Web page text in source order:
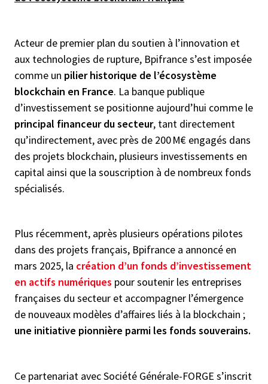
Acteur de premier plan du soutien à l’innovation et
aux technologies de rupture, Bpifrance s’est imposée
comme un pilier historique de l’écosystème
blockchain en France. La banque publique
d’investissement se positionne aujourd’hui comme le
principal financeur du secteur, tant directement
qu’indirectement, avec près de 200 M€ engagés dans
des projets blockchain, plusieurs investissements en
capital ainsi que la souscription à de nombreux fonds
spécialisés.
Plus récemment, après plusieurs opérations pilotes
dans des projets français, Bpifrance a annoncé en
mars 2025, la création d’un fonds d’investissement
en actifs numériques pour soutenir les entreprises
françaises du secteur et accompagner l’émergence
de nouveaux modèles d’affaires liés à la blockchain ;
une initiative pionnière parmi les fonds souverains.
Ce partenariat avec Société Générale-FORGE s’inscrit